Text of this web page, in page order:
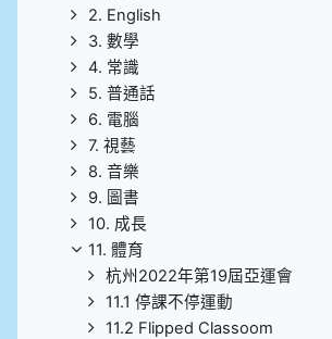
2. English
3. 數學
4. 常識
5. 普通話
6. 電腦
7. 視藝
8. 音樂
9. 圖書
10. 成長
11. 體育
杭州2022年第19屆亞運會
11.1 停課不停運動
11.2 Flipped Classoom